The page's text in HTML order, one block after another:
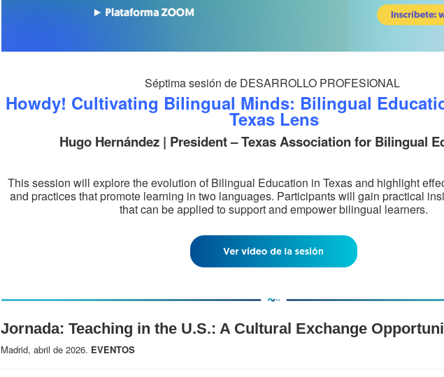
Séptima sesión de DESARROLLO PROFESIONAL
Howdy! Cultivating Bilingual Minds: Bilingual
Texas Lens
Hugo Hernández | President – Texas Association for Bilingual
This session will explore the evolution of Bilingual Education in Texas and highlight
and practices that promote learning in two languages. Participants will gain practical
that can be applied to support and empower bilingual learners.
Jornada: Teaching in the U.S.: A Cultural Exchange
Madrid, abril de 2026. EVENTOS